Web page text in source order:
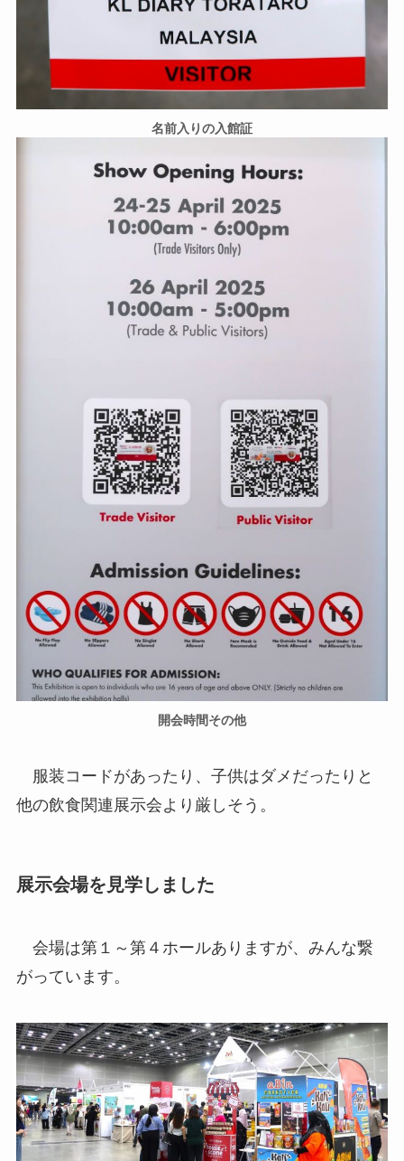
名前入りの入館証
開会時間その他
服装コードがあったり、子供はダメだったりと
他の飲食関連展示会より厳しそう。
展示会場を見学しました
会場は第１～第４ホールありますが、みんな繋
がっています。